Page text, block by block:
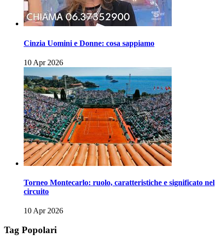
Cinzia Uomini e Donne: cosa sappiamo
10 Apr 2026
Torneo Montecarlo: ruolo, caratteristiche e significato nel
circuito
10 Apr 2026
Tag Popolari